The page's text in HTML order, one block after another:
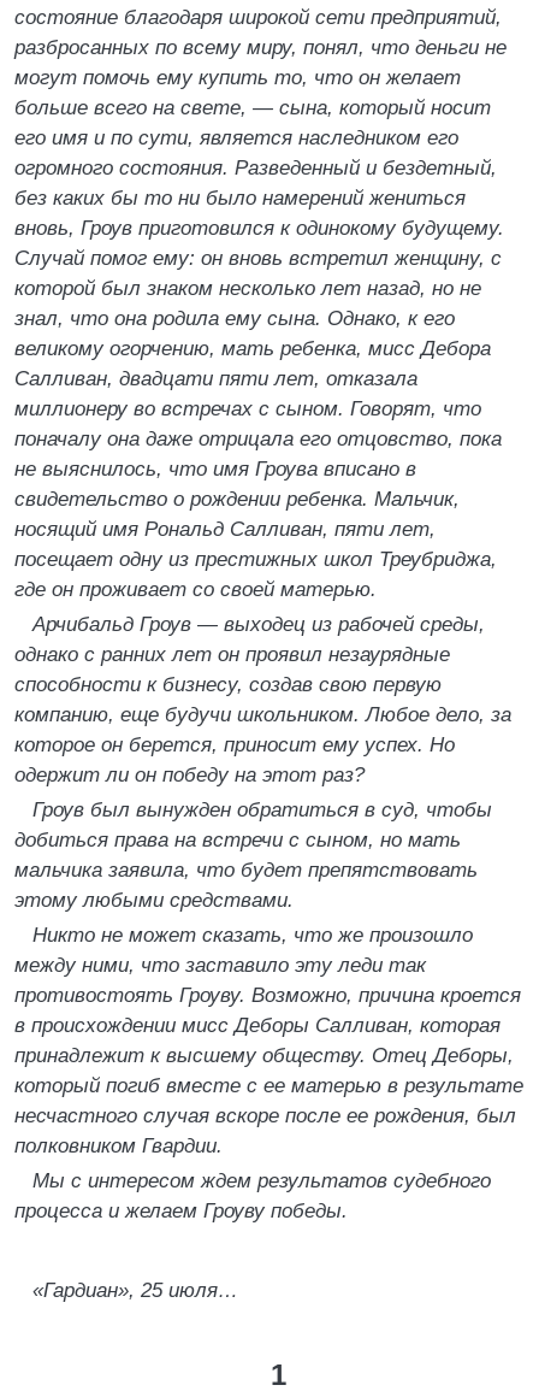
состояние благодаря широкой сети предприятий,
разбросанных по всему миру, понял, что деньги не
могут помочь ему купить то, что он желает
больше всего на свете, — сына, который носит
его имя и по сути, является наследником его
огромного состояния. Разведенный и бездетный,
без каких бы то ни было намерений жениться
вновь, Гроув приготовился к одинокому будущему.
Случай помог ему: он вновь встретил женщину, с
которой был знаком несколько лет назад, но не
знал, что она родила ему сына. Однако, к его
великому огорчению, мать ребенка, мисс Дебора
Салливан, двадцати пяти лет, отказала
миллионеру во встречах с сыном. Говорят, что
поначалу она даже отрицала его отцовство, пока
не выяснилось, что имя Гроува вписано в
свидетельство о рождении ребенка. Мальчик,
носящий имя Рональд Салливан, пяти лет,
посещает одну из престижных школ Треубриджа,
где он проживает со своей матерью.
Арчибальд Гроув — выходец из рабочей среды,
однако с ранних лет он проявил незаурядные
способности к бизнесу, создав свою первую
компанию, еще будучи школьником. Любое дело, за
которое он берется, приносит ему успех. Но
одержит ли он победу на этот раз?
Гроув был вынужден обратиться в суд, чтобы
добиться права на встречи с сыном, но мать
мальчика заявила, что будет препятствовать
этому любыми средствами.
Никто не может сказать, что же произошло
между ними, что заставило эту леди так
противостоять Гроуву. Возможно, причина кроется
в происхождении мисс Деборы Салливан, которая
принадлежит к высшему обществу. Отец Деборы,
который погиб вместе с ее матерью в результате
несчастного случая вскоре после ее рождения, был
полковником Гвардии.
Мы с интересом ждем результатов судебного
процесса и желаем Гроуву победы.
«Гардиан», 25 июля…
1